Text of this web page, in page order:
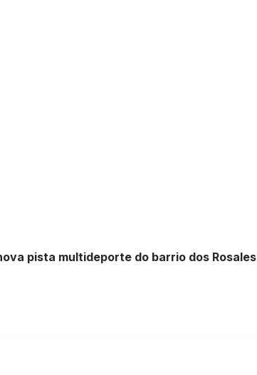
pista multideporte do barrio dos Rosales